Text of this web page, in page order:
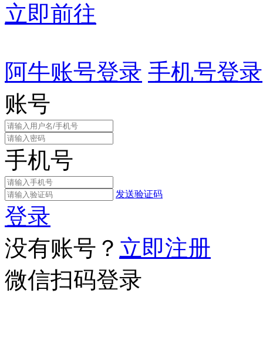
立即前往
阿牛账号登录 手机号登录
账号
手机号
发送验证码
登录
没有账号？ 立即注册
微信扫码登录